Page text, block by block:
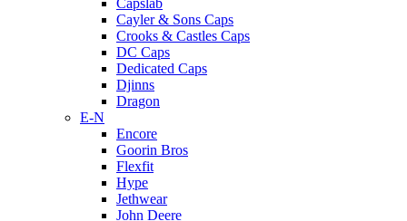
Capslab
Cayler & Sons Caps
Crooks & Castles Caps
DC Caps
Dedicated Caps
Djinns
Dragon
E-N
Encore
Goorin Bros
Flexfit
Hype
Jethwear
John Deere